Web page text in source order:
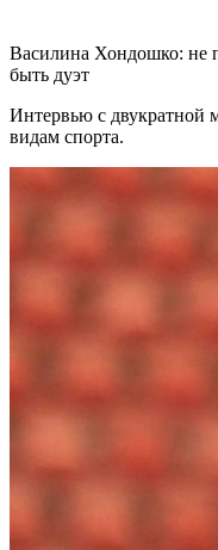
Василина Хондошко: не
быть дуэт
Интервью с двукратной
видам спорта.